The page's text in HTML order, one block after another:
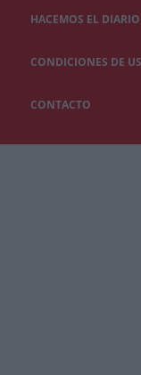
HACEMOS EL
CONDICIONES DE
CONTACTO